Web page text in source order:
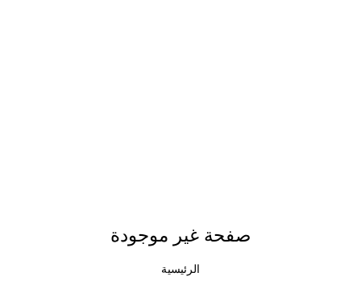
صفحة غير موجودة
الرئيسية